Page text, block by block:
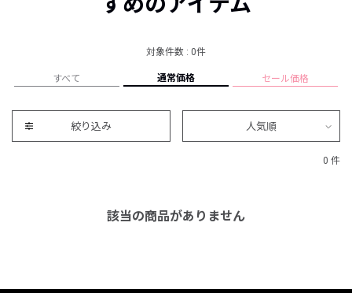
対象件数 : 0件
すべて 通常価格 セール価格
絞り込み 人気順
0 件
該当の商品がありません